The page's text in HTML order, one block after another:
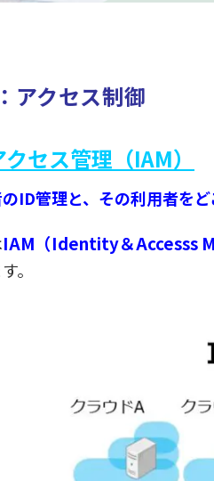
クセス制御
セス管理（IAM）
ID管理と、その利用者を
IAM（Identity＆Accesss
。